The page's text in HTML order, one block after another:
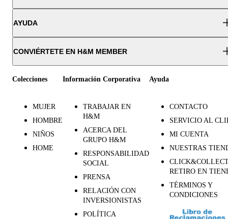
AYUDA
CONVIÉRTETE EN H&M MEMBER
Colecciones
MUJER
HOMBRE
NIÑOS
HOME
Información Corporativa
TRABAJAR EN
H&M
ACERCA DEL
GRUPO H&M
RESPONSABILIDAD
SOCIAL
PRENSA
RELACIÓN CON
INVERSIONISTAS
POLÍTICA
Ayuda
CONTACTO
SERVICIO AL
MI CUENTA
NUESTRAS
RETIRO EN
TÉRMINOS Y
CONDICIONES